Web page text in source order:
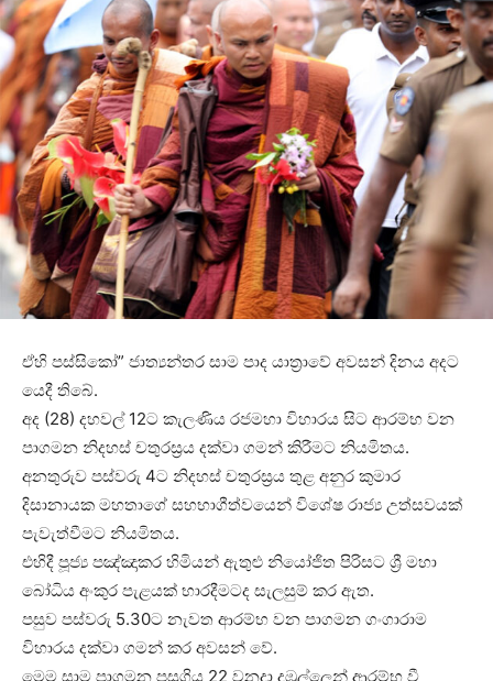
ඒහි පස්සිකෝ” ජාත්‍යන්තර සාම පාද යාත්‍රාවේ අවසන් දිනය අදට
යෙදී තිබේ.
අද (28) දහවල් 12ට කැලණිය රජමහා විහාරය සිට ආරම්භ වන
පාගමන නිදහස් චතුරස්‍රය දක්වා ගමන් කිරීමට නියමිතය.
අනතුරුව පස්වරු 4ට නිදහස් චතුරස්‍රය තුළ අනුර කුමාර
දිසානායක මහතාගේ සහභාගීත්වයෙන් විශේෂ රාජ්‍ය උත්සවයක්
පැවැත්වීමට නියමිතය.
එහිදී පූජ්‍ය පඤ්ඤාකර හිමියන් ඇතුළු නියෝජිත පිරිසට ශ්‍රී මහා
බෝධිය අංකුර පැළයක් භාරදීමටද සැලසුම් කර ඇත.
පසුව පස්වරු 5.30ට නැවත ආරම්භ වන පාගමන ගංගාරාම
විහාරය දක්වා ගමන් කර අවසන් වේ.
මෙම සාම පාගමන පසුගිය 22 වනදා දඹුල්ලෙන් ආරම්භ වී